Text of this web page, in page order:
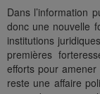
Dans l’information
donc une nouvelle
institutions
premières
efforts pour
reste une affaire